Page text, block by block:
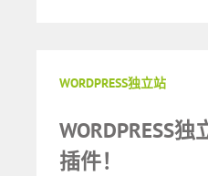
WORDPRESS独立站
WORDPRESS
插件！